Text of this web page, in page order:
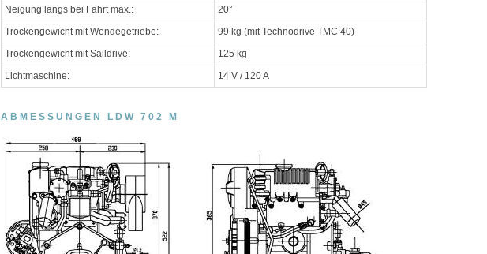
Neigung längs bei Fahrt max.:
20°
Trockengewicht mit Wendegetriebe:
99 kg (mit Technodrive TMC 40)
Trockengewicht mit Saildrive:
125 kg
Lichtmaschine:
14 V / 120 A
ABMESSUNGEN LDW 702 M